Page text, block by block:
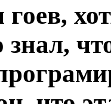
знал,